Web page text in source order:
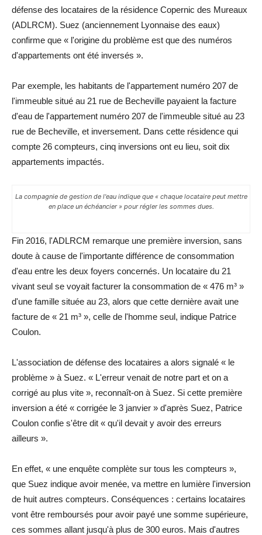
défense des locataires de la résidence Copernic des Mureaux
(ADLRCM). Suez (anciennement Lyonnaise des eaux)
confirme que « l'origine du problème est que des numéros
d'appartements ont été inversés ».
Par exemple, les habitants de l'appartement numéro 207 de
l'immeuble situé au 21 rue de Becheville payaient la facture
d'eau de l'appartement numéro 207 de l'immeuble situé au 23
rue de Becheville, et inversement. Dans cette résidence qui
compte 26 compteurs, cinq inversions ont eu lieu, soit dix
appartements impactés.
La compagnie de gestion de l'eau indique que « chaque locataire peut mettre
en place un échéancier » pour régler les sommes dues.
Fin 2016, l'ADLRCM remarque une première inversion, sans
doute à cause de l'importante différence de consommation
d'eau entre les deux foyers concernés. Un locataire du 21
vivant seul se voyait facturer la consommation de « 476 m³ »
d'une famille située au 23, alors que cette dernière avait une
facture de « 21 m³ », celle de l'homme seul, indique Patrice
Coulon.
L'association de défense des locataires a alors signalé « le
problème » à Suez. « L'erreur venait de notre part et on a
corrigé au plus vite », reconnaît-on à Suez. Si cette première
inversion a été « corrigée le 3 janvier » d'après Suez, Patrice
Coulon confie s'être dit « qu'il devait y avoir des erreurs
ailleurs ».
En effet, « une enquête complète sur tous les compteurs »,
que Suez indique avoir menée, va mettre en lumière l'inversion
de huit autres compteurs. Conséquences : certains locataires
vont être remboursés pour avoir payé une somme supérieure,
ces sommes allant jusqu'à plus de 300 euros. Mais d'autres